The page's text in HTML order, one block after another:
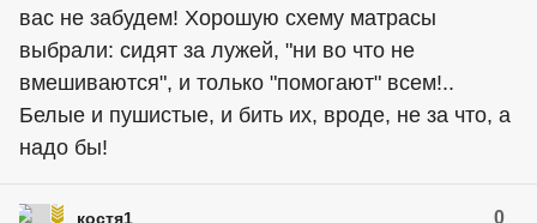
вас не забудем! Хорошую схему матрасы
выбрали: сидят за лужей, "ни во что не
вмешиваются", и только "помогают" всем!..
Белые и пушистые, и бить их, вроде, не за что, а
надо бы!
костя1 0